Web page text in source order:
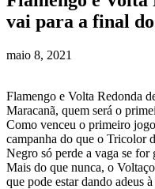
vai para a final
maio 8, 2021
Flamengo e Volta Redonda
Maracanã, quem será o
Como venceu o primeiro
campanha do que o Tricolor
Negro só perde a vaga se
Mais do que nunca, o
que pode estar dando adeus